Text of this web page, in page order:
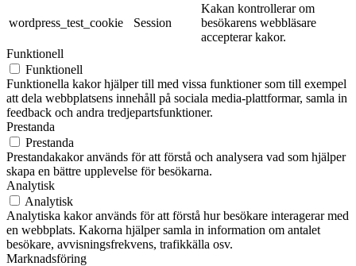
wordpress_test_cookie Session
Kakan kontrollerar om
besökarens webbläsare
accepterar kakor.
Funktionell
Funktionell
Funktionella kakor hjälper till med vissa funktioner som till exempel
att dela webbplatsens innehåll på sociala media-plattformar, samla in
feedback och andra tredjepartsfunktioner.
Prestanda
Prestanda
Prestandakakor används för att förstå och analysera vad som hjälper
skapa en bättre upplevelse för besökarna.
Analytisk
Analytisk
Analytiska kakor används för att förstå hur besökare interagerar med
en webbplats. Kakorna hjälper samla in information om antalet
besökare, avvisningsfrekvens, trafikkälla osv.
Marknadsföring